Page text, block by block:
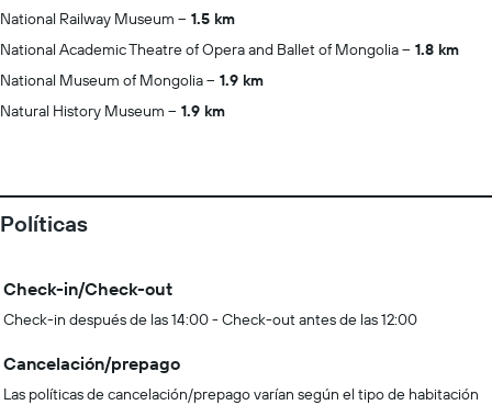
National Railway Museum
1.5 km
National Academic Theatre of Opera and Ballet of Mongolia
1.8 km
National Museum of Mongolia
1.9 km
Natural History Museum
1.9 km
Políticas
Check-in/Check-out
Check-in después de las 14:00 - Check-out antes de las 12:00
Cancelación/prepago
Las políticas de cancelación/prepago varían según el tipo de habitación